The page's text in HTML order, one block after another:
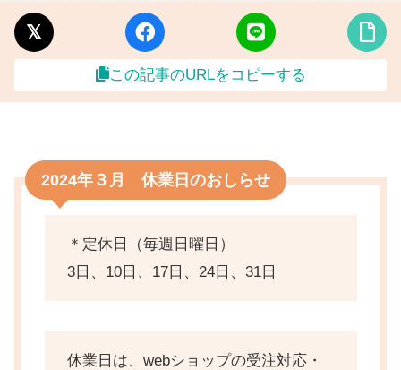
この記事のURLをコピーする
2024年３月 休業日のおしらせ
＊定休日（毎週日曜日）
3日、10日、17日、24日、31日
休業日は、webショップの受注対応・